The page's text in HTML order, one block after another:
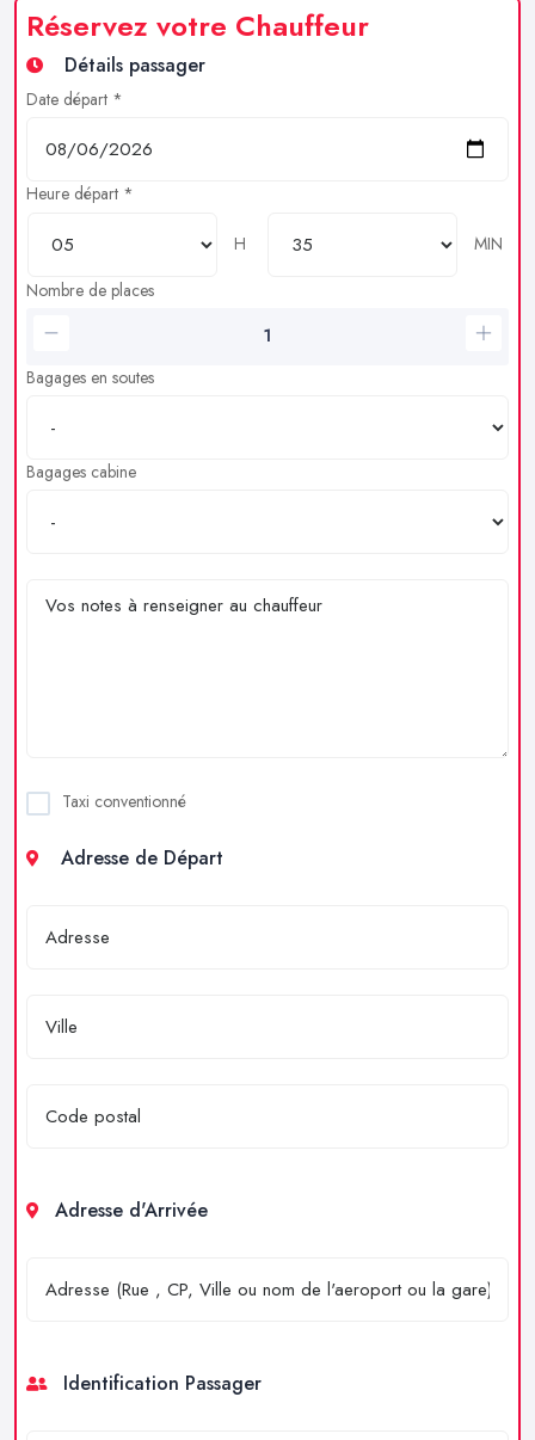
Réservez votre Chauffeur
Détails passager
Date départ *
Heure départ *
H
MIN
Nombre de places
Bagages en soutes
Bagages cabine
Taxi conventionné
Adresse de Départ
Adresse d'Arrivée
Identification Passager